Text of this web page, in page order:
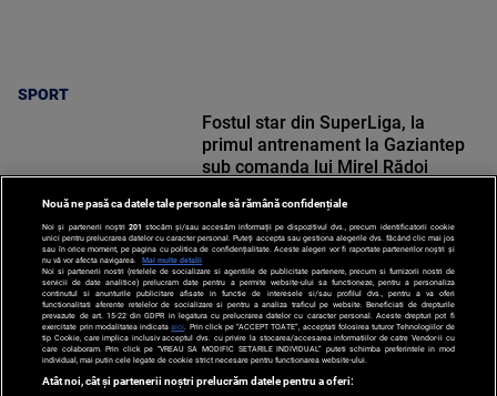
SPORT
SPORT
Fostul star din SuperLiga, la
primul antrenament la Gaziantep
sub comanda lui Mirel Rădoi
Nouă ne pasă ca datele tale personale să rămână confidențiale
Noi și partenerii noștri 201 stocăm și/sau accesăm informații pe dispozitivul dvs., precum identificatorii cookie
unici pentru prelucrarea datelor cu caracter personal. Puteți accepta sau gestiona alegerile dvs. făcând clic mai jos
sau în orice moment, pe pagina cu politica de confidențialitate. Aceste alegeri vor fi raportate partenerilor noștri și
nu vă vor afecta navigarea.
Mai multe detalii
Noi si partenerii nostri (retelele de socializare si agentiile de publicitate partenere, precum si furnizorii nostri de
servicii de date analitice) prelucram date pentru a permite website-ului sa functioneze, pentru a personaliza
continutul si anunturile publicitare afisate in functie de interesele si/sau profilul dvs., pentru a va oferi
functionalitati aferente retelelor de socializare si pentru a analiza traficul pe website. Beneficiati de drepturile
prevazute de art. 15-22 din GDPR in legatura cu prelucrarea datelor cu caracter personal. Aceste drepturi pot fi
exercitate prin modalitatea indicataaici . Prin click pe “ACCEPT TOATE”, acceptati folosirea tuturor Tehnologiilor de
tip Cookie, care implica inclusiv acceptul dvs. cu privire la stocarea/accesarea informatiilor de catre Vendor-ii cu
care colaboram. Prin click pe “VREAU SA MODIFIC SETARILE INDIVIDUAL” puteti schimba preferintele in mod
individual, mai putin cele legate de cookie strict necesare pentru functionarea website-ului.
Atât noi, cât și partenerii noștri prelucrăm datele pentru a oferi: